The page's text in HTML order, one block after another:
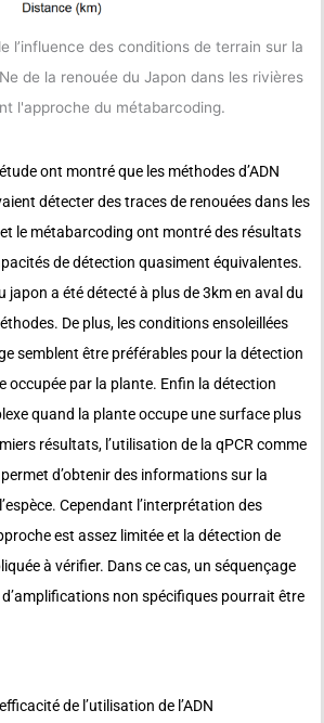
l’influence des conditions de terrain sur la
de la renouée du Japon dans les rivières
l'approche du métabarcoding.
ont montré que les méthodes d’ADN
détecter des traces de renouées dans les
et le métabarcoding ont montré des résultats
de détection quasiment équivalentes.
japon a été détecté à plus de 3km en aval du
De plus, les conditions ensoleillées
semblent être préférables pour la détection
occupée par la plante. Enfin la détection
quand la plante occupe une surface plus
résultats, l’utilisation de la qPCR comme
d’obtenir des informations sur la
Cependant l’interprétation des
est assez limitée et la détection de
à vérifier. Dans ce cas, un séquençage
d’amplifications non spécifiques pourrait être
de l’utilisation de l’ADN